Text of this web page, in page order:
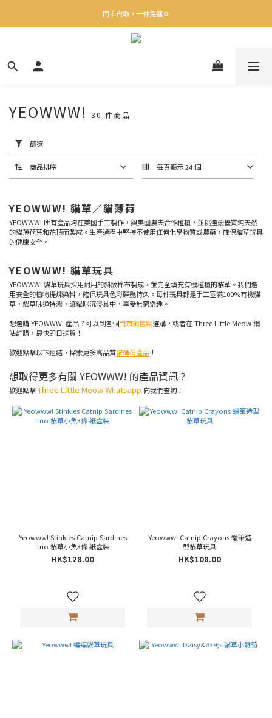
✨下載Three Little Meow App 即享多重禮遇！
門市自取，一件免運💢
🛒購物滿$400送貨上門免運
篩
牌
Yeowww
(5)
地
美
國
(29)
顏
色
(1)
粉
紅
YEOWWW! 30 件商品
篩選
商品排序 每頁顯示 24 個
YEOWWW! 貓草／貓薄荷
YEOWWW! 所有產品均在美國手工製作，與美國農夫合作種植，並挑選最優質純天然
的貓薄荷葉和花頂而製成。生產過程中堅持不使用任何化學物質或農藥，確保貓草玩具
的健康安全。
YEOWWW! 貓草玩具
YEOWWW! 貓草玩具採用耐用的斜紋棉布製成，並完全填充有機種植的貓草。我們選
用安全的植物提煉染料，確保玩具色彩鮮艷持久。每件玩具都是手工塞滿100%有機貓
草，貓草味道特濃，讓貓咪沉浸其中，享受無窮樂趣。
想選購 YEOWWW! 產品？可以到各個門市銷售點選購，或者在 Three Little Meow 網
站訂購，最快即日送貨！
歡迎點擊以下連結，探索更多高品質貓薄荷產品 ！
想取得更多有關 YEOWWW! 的產品資訊？
歡迎點擊Three Little Meow Whatsapp 向我們查詢！
Yeowww! Stinkies Catnip Sardines
Trio 貓草小魚3條 紙盒裝
HK$128.00
Yeowww! Catnip Crayons 蠟筆造
型貓草玩具
HK$108.00